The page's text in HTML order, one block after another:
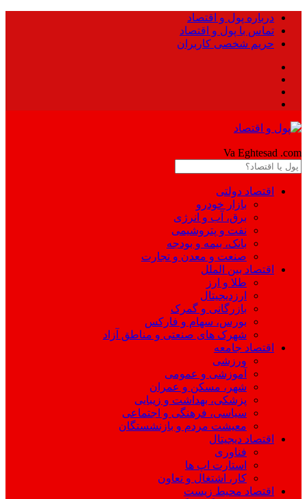
درباره پول و اقتصاد
تماس با پول و اقتصاد
حریم شخصی کاربران
Va Eghtesad .com
اقتصاد دولتی
بازار خودرو
برق، آب و انرژی
نفت و پتروشیمی
بانک، بیمه و بودجه
صنعت و معدن و تجارت
اقتصاد بین الملل
طلا و ارز
ارزدیجیتال
بازرگانی و گمرک
بورس، سهام و فارکس
شهرک های صنعتی و مناطق آزاد
اقتصاد جامعه
ورزشی
آموزشی و عمومی
شهر، مسکن و عمران
پزشکی، بهداشت و زیبایی
سیاسی، فرهنگی و اجتماعی
معیشت مردم و بازنشستگان
اقتصاد دیجیتال
فناوری
استارت اپ ها
کار، اشتغال و تعاون
اقتصاد محیط زیست